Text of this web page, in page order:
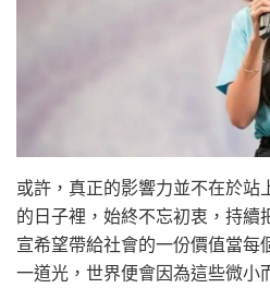
或許，真正的影響力並不在於站
的日子裡，始終不忘初衷，持續
宣希望帶給社會的一份價值當每
一道光，世界便會因為這些微小